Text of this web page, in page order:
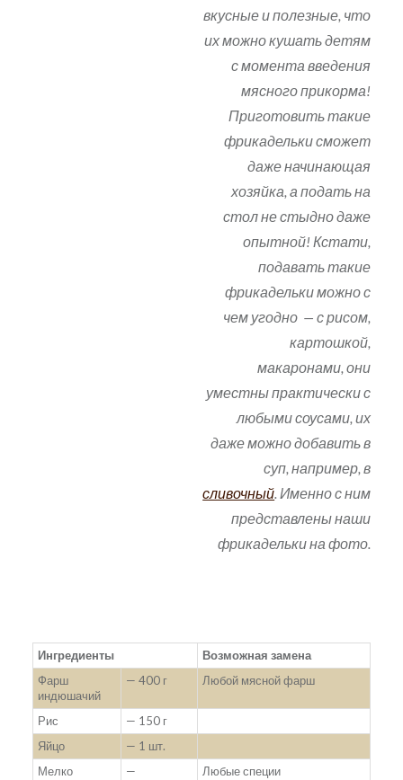
вкусные и полезные, что
их можно кушать детям
с момента введения
мясного прикорма!
Приготовить такие
фрикадельки сможет
даже начинающая
хозяйка, а подать на
стол не стыдно даже
опытной! Кстати,
подавать такие
фрикадельки можно с
чем угодно — с рисом,
картошкой,
макаронами, они
уместны практически с
любыми соусами, их
даже можно добавить в
суп, например, в
сливочный. Именно с ним
представлены наши
фрикадельки на фото.
Ингредиенты
Возможная замена
Фарш
индюшачий
— 400 г Любой мясной фарш
Рис
— 150 г
Яйцо
— 1 шт.
Мелко
—
Любые специи